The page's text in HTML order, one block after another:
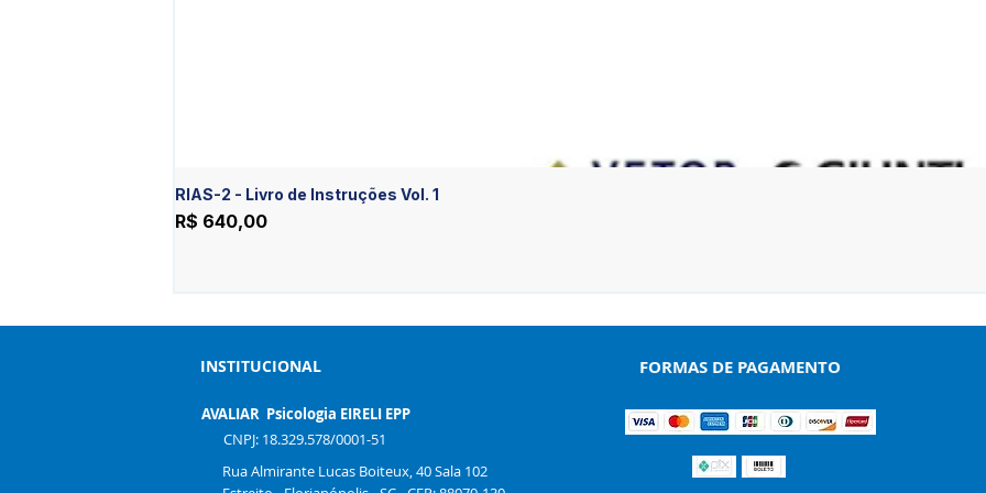
RIAS-2 - Livro de Instruções Vol. 1
Preço
R$ 640,00
INSTITUCIONAL
AVALIAR Psicologia EIRELI EPP
CNPJ: 18.329.578/0001-51
Rua Almirante Lucas Boiteux, 40 Sala 102
FORMAS DE PAGAMENTO